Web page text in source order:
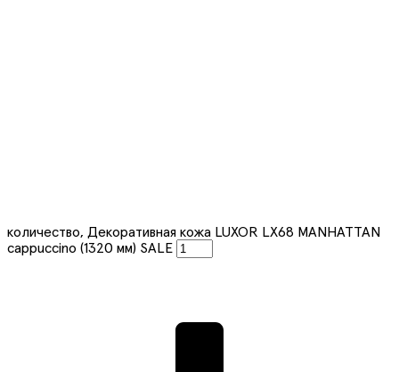
количество, Декоративная кожа LUXOR LX68 MANHATTAN
cappuccino (1320 мм) SALE